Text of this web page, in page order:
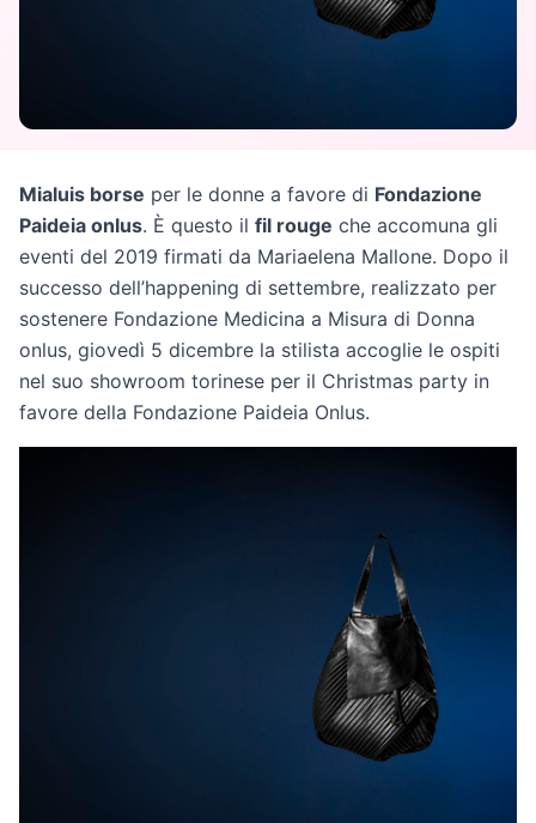
Mialuis borse per le donne a favore di Fondazione
Paideia onlus. È questo il fil rouge che accomuna gli
eventi del 2019 firmati da Mariaelena Mallone. Dopo il
successo dell’happening di settembre, realizzato per
sostenere Fondazione Medicina a Misura di Donna
onlus, giovedì 5 dicembre la stilista accoglie le ospiti
nel suo showroom torinese per il Christmas party in
favore della Fondazione Paideia Onlus.